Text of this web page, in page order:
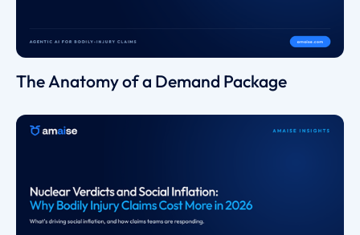
The Anatomy of a Demand Package